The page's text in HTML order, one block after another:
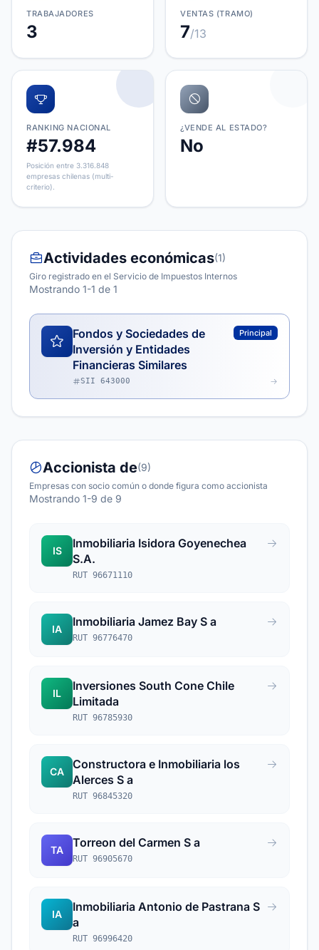
TRABAJADORES
3
VENTAS (TRAMO)
7/13
RANKING NACIONAL
#57.984
Posición entre 3.316.848
empresas chilenas (multi-
criterio).
¿VENDE AL ESTADO?
No
Actividades económicas(1)
Giro registrado en el Servicio de Impuestos Internos
Mostrando 1-1 de 1
Fondos y Sociedades de
Inversión y Entidades
Financieras Similares
Principal
SII 643000
Accionista de(9)
Empresas con socio común o donde figura como accionista
Mostrando 1-9 de 9
IS
Inmobiliaria Isidora Goyenechea
S.A.
RUT 96671110
IA
Inmobiliaria Jamez Bay S a
RUT 96776470
IL
Inversiones South Cone Chile
Limitada
RUT 96785930
CA
Constructora e Inmobiliaria los
Alerces S a
RUT 96845320
TA
Torreon del Carmen S a
RUT 96905670
IA
Inmobiliaria Antonio de Pastrana S
a
RUT 96996420